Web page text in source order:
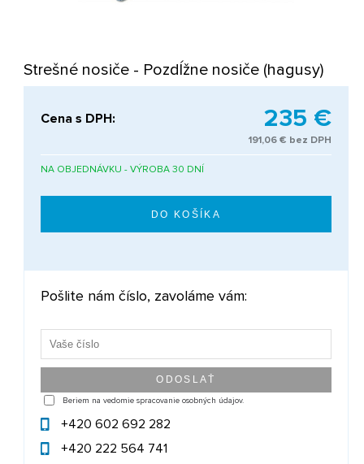
Strešné nosiče - Pozdĺžne nosiče (hagusy)
Cena s DPH: 235 €
191,06 € bez DPH
NA OBJEDNÁVKU - VÝROBA 30 DNÍ
Pošlite nám číslo, zavoláme vám:
Beriem na vedomie spracovanie osobných údajov.
+420 602 692 282
+420 222 564 741